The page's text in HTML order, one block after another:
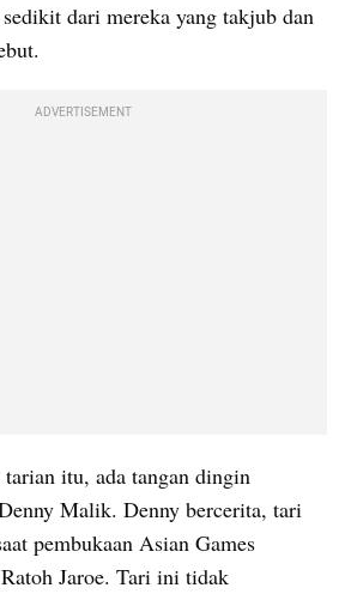
dari mereka yang takjub dan
ADVERTISEMENT
itu, ada tangan dingin
Malik. Denny bercerita, tari
pembukaan Asian Games
Ratoh Jaroe. Tari ini tidak